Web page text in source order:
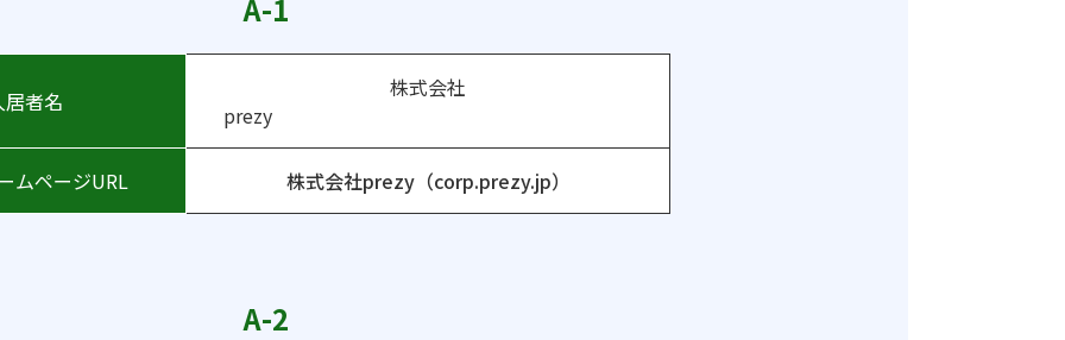
A-1
居者名
株式会社
prezy
ムページURL 株式会社prezy（corp.prezy.jp）
A-2